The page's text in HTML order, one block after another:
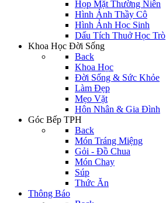
Họp Mặt Thường Niên
Hình Ảnh Thầy Cô
Hình Ảnh Học Sinh
Dấu Tích Thuở Học Trò
Khoa Học Đời Sống
Back
Khoa Học
Đời Sống & Sức Khỏe
Làm Đẹp
Mẹo Vặt
Hôn Nhân & Gia Đình
Góc Bếp TPH
Back
Món Tráng Miệng
Gỏi - Đồ Chua
Món Chay
Súp
Thức Ăn
Thông Báo